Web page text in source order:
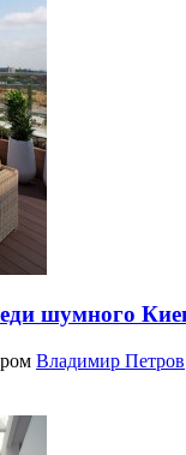
шумного
Владимир Петров